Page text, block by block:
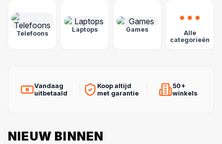
Telefoons
Laptops Games
Alle
categorieën
Vandaag
uitbetaald
Koop altijd
met garantie
50+
winkels
NIEUW BINNEN